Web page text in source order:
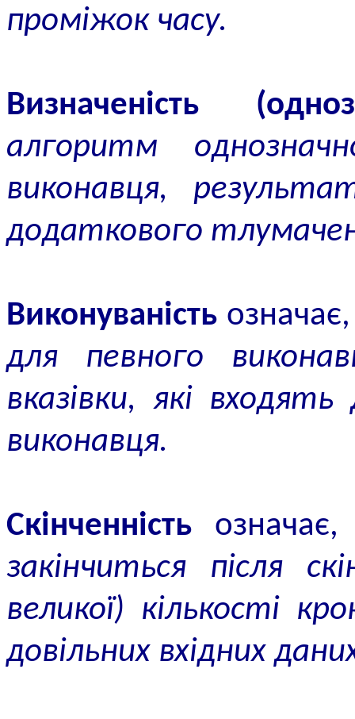
проміжок часу.
Визначеність
алгоритм
виконавця,
додаткового
Виконуваність
для певного
вказівки, які
виконавця.
Скінченність
закінчиться після
великої) кількості
довільних вхідних